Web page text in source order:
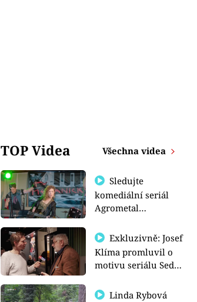
TOP Videa Všechna videa
Sledujte
komediální seriál
Agrometal
prima+
Exkluzivně: Josef
Klíma promluvil o
motivu seriálu Sedm
Linda Rybová